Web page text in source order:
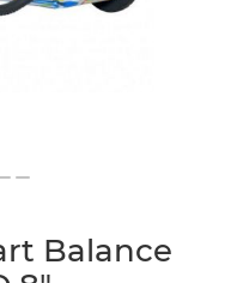
Balance